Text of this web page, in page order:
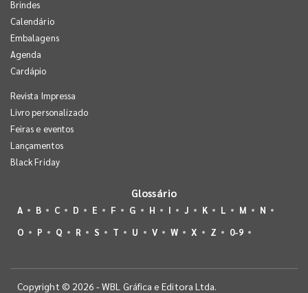
Brindes
Calendário
Embalagens
Agenda
Cardápio
Revista Impressa
Livro personalizado
Feiras e eventos
Lançamentos
Black Friday
Glossário
A B C D E F G H I J K L M
N
O
P Q R S T U V W X Z 0-9
Copyright © 2026 - WBL Gráfica e Editora Ltda.